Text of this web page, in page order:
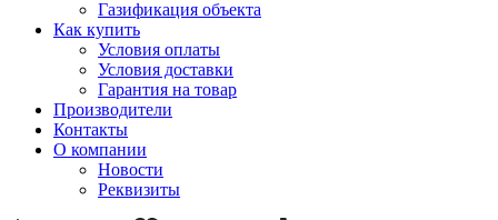
Газификация объекта
Как купить
Условия оплаты
Условия доставки
Гарантия на товар
Производители
Контакты
О компании
Новости
Реквизиты